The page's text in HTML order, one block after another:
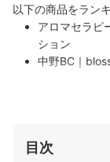
以下の商品をラン
アロマセラピ
ション
中野BC｜
ローゼン｜
気くばり｜120
目次